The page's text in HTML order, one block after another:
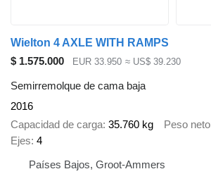
Wielton 4 AXLE WITH RAMPS
$ 1.575.000
EUR 33.950 ≈ US$ 39.230
Semirremolque de cama baja
2016
Capacidad de carga 35.760 kg Peso neto
Ejes 4
Países Bajos, Groot-Ammers